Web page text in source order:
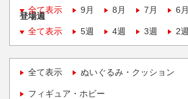
全て表示
9月 8月 7月 6月
登場週
全て表示
5週 4週 3週 2週
全て表示 ぬいぐるみ・クッション
フィギュア・ホビー